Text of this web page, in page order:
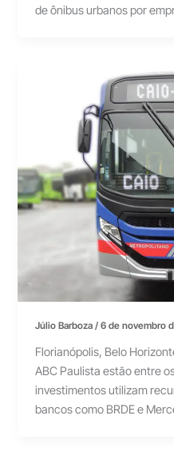
de ônibus urbanos por
Júlio Barboza/6 de novembro
Florianópolis, Belo
ABC Paulista estão entre
investimentos utilizam
bancos como BRDE e